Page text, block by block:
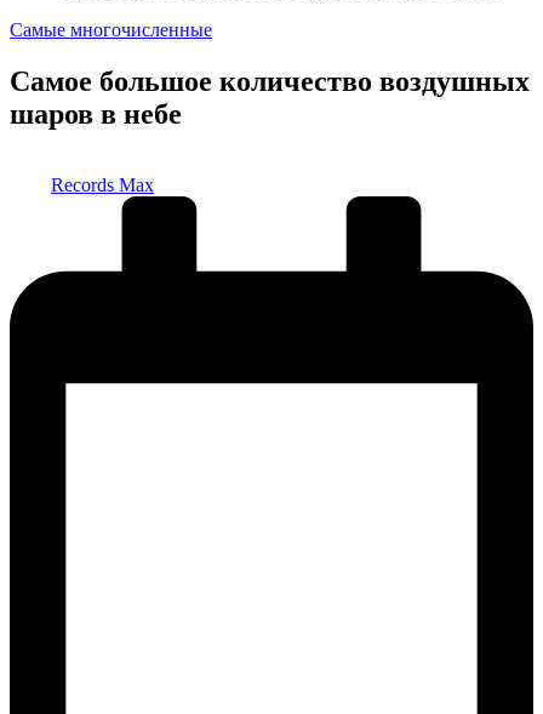
Опубликовано
Самые многочисленные
Самое большое количество воздушных
шаров в небе
Records Max